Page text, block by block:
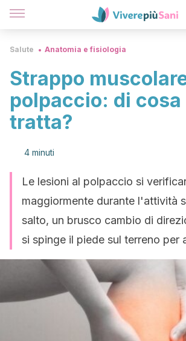
Salute Anatomia e fisiologia
Strappo
polpaccio: di cosa
tratta?
4 minuti
Le lesioni al polpaccio si
maggiormente durante l'attività
salto, un brusco cambio di
si spinge il piede sul terreno per